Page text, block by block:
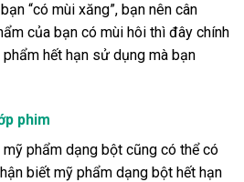
“có mùi xăng”, bạn nên cân
của bạn có mùi hôi thì đây chính
hết hạn sử dụng mà bạn
phim
phẩm dạng bột cũng có thể có
biết mỹ phẩm dạng bột hết hạn